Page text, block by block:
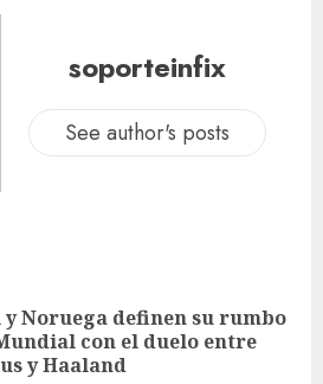
soporteinfix
See author's posts
Noruega definen su rumbo
con el duelo entre
y Haaland